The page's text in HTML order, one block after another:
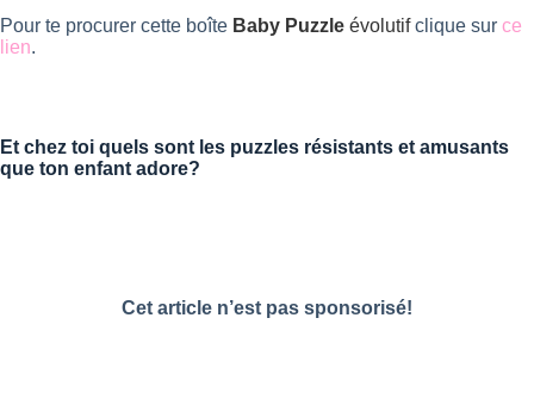
Pour te procurer cette boîte Baby Puzzle évolutifclique sur ce
lien.
Et chez toi quels sont les puzzles résistants et amusants
que ton enfant adore?
Cet article n’est pas sponsorisé!